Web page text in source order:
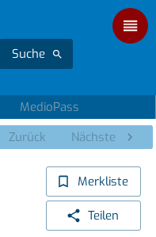
Suche
MedioPass
Zurück Nächste
Merkliste
Teilen